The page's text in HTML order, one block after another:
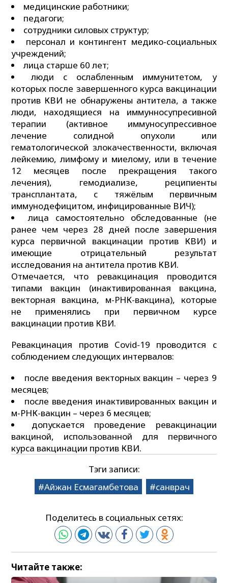
медицинские работники;
педагоги;
сотрудники силовых структур;
персонал и контингент медико-социальных
учреждений;
лица старше 60 лет;
люди с ослабленным иммунитетом, у
которых после завершенного курса вакцинации
против КВИ не обнаружены антитела, а также
люди, находящиеся на иммунносупресивной
терапии (активное иммуносупрессивное
лечение солидной опухоли или
гематологической злокачественности, включая
лейкемию, лимфому и миелому, или в течение
12 месяцев после прекращения такого
лечения), гемодиализе, реципиенты
трансплантата, с тяжёлым первичным
иммунодефицитом, инфицированные ВИЧ);
лица самостоятельно обследованные (не
ранее чем через 28 дней после завершения
курса первичной вакцинации против КВИ) и
имеющие отрицательный результат
исследования на антитела против КВИ.
Отмечается, что ревакцинация проводится
типами вакцин (инактивированная вакцина,
векторная вакцина, м-РНК-вакцина), которые
не применялись при первичном курсе
вакцинации против КВИ.
Ревакцинация против Covid-19 проводится с
соблюдением следующих интервалов:
после введения векторных вакцин – через 9
месяцев;
после введения инактивированных вакцин и
м-РНК-вакцин – через 6 месяцев;
допускается проведение ревакцинации
вакциной, использованной для первичного
курса вакцинации против КВИ.
Тэги записи:
Айжан Есмагамбетова
санврач
Поделитесь в социальных сетях:
Читайте также: